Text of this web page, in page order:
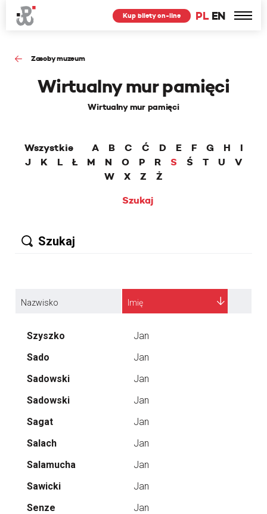
PL EN
Kup bilety on-line
Zasoby muzeum
Wirtualny mur pamięci
Wirtualny mur pamięci
Wszystkie A B C Ć D E F G H
I
J
K L Ł M N O P R S Ś T U
V
W
X Z
Ż
Szukaj
Nazwisko Imię
Szyszko
Jan
Sado
Jan
Sadowski
Jan
Sadowski
Jan
Sagat
Jan
Salach
Jan
Salamucha
Jan
Sawicki
Jan
Senze
Jan